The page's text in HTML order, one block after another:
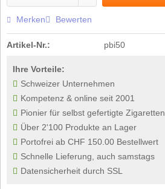
Merken Bewerten
Artikel-Nr.: pbi50
Ihre Vorteile:
Schweizer Unternehmen
Kompetenz & online seit 2001
Pionier für selbst gefertigte Zigaretten
Über 2'100 Produkte an Lager
Portofrei ab CHF 150.00 Bestellwert
Schnelle Lieferung, auch samstags
Datensicherheit durch SSL